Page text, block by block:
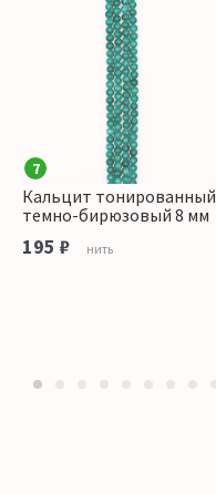
7
Кальцит тонированный
темно-бирюзовый 8 мм
195 ₽ нить